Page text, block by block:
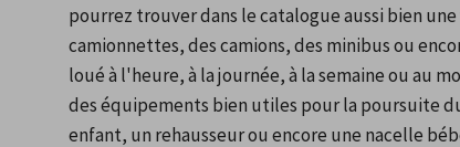
pourrez trouver dans le catalogue aussi bien
camionnettes, des camions, des minibus ou
loué à l'heure, à la journée, à la semaine ou au
des équipements bien utiles pour la poursuite
enfant, un rehausseur ou encore une nacelle